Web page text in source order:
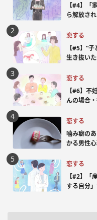
【#4】「
ら解放さ
恋する
【#5】“
生き抜い
恋する
【#6】不
んの場合
恋する
噛み癖の
かる男性
恋する
【#2】「
する自分